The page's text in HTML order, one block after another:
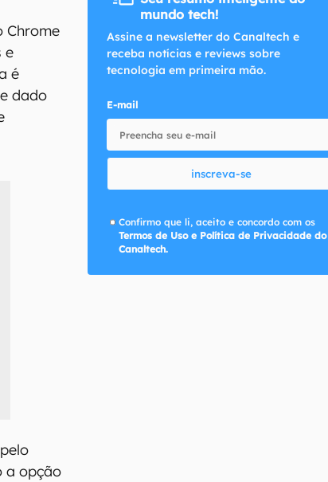
Chrome
e
é
dado
a opção
mundo tech!
Assine a newsletter do Canaltech e
receba notícias e reviews sobre
tecnologia em primeira mão.
E-mail
inscreva-se
Confirmo que li, aceito e concordo com os
Termos de Uso e Política de Privacidade do
Canaltech.